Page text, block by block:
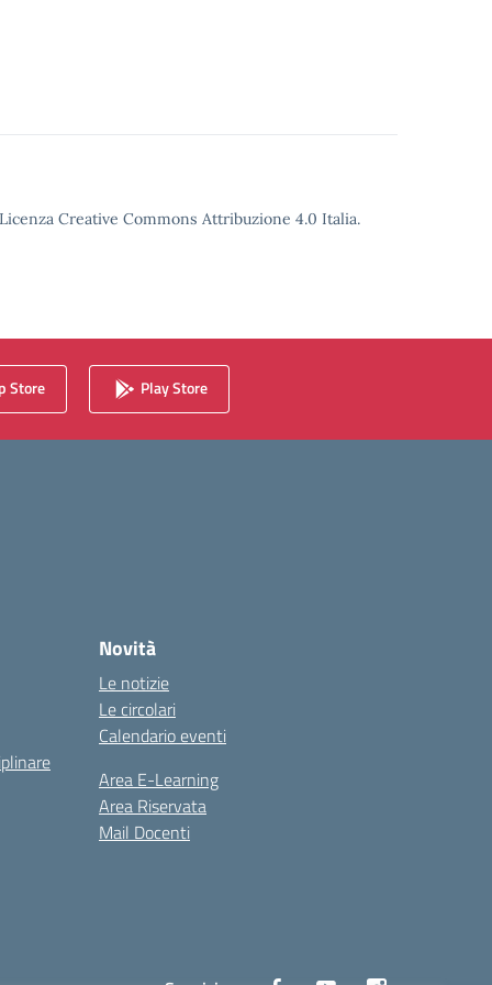
Creative Commons Attribuzione 4.0 Italia.
Store Play Store
Novità
Le notizie
Le circolari
Calendario eventi
Area E-Learning
Area Riservata
Mail Docenti